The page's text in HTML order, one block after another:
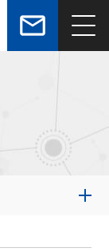
mail_outline